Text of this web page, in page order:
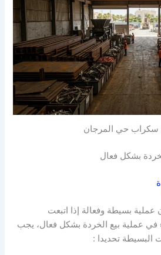
سكراب حي المرجان
عملية بسيطة وفعالة إذا اتبعت
في عملية بيع الخردة بشكل فعال، يجب
البسيطة تحديدا :